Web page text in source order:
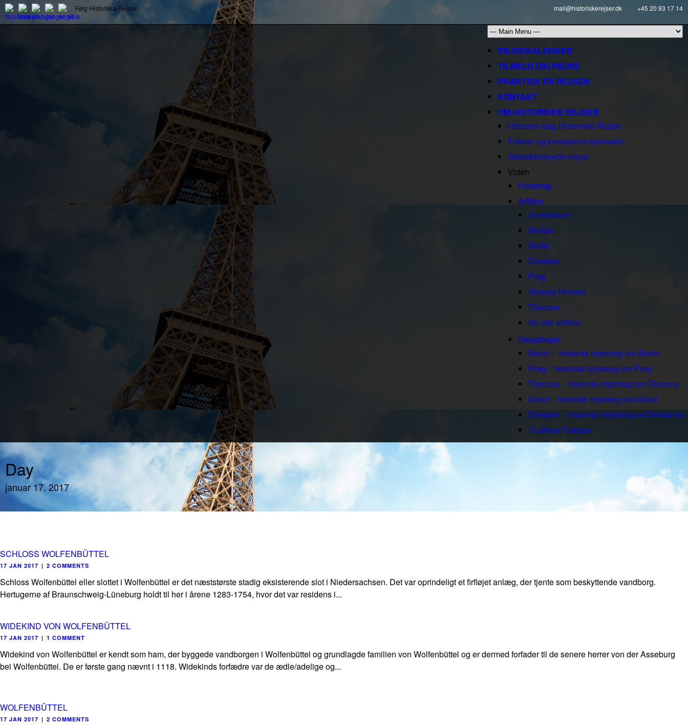
Følg Historiske Rejser mail@historiskerejser.dk +45 20 93 17 14
REJSEKALENDER
TILMELD DIG REJSE
PRAKTISK PÅ REJSEN
KONTAKT
OM HISTORISKE REJSER
Historien bag Historiske Rejser
Erfaren og kompetent rejseleder
Skræddersyede rejser
Viden
Foredrag
Artikler
Amsterdam
Belfast
Berlin
Dresden
Prag
Slesvig-Holsten
Toscana
Se alle artikler
Rejsebøger
Berlin – historisk rejsebog om Berlin
Prag – historisk rejsebog om Prag
Toscana – historisk rejsebog om Toscana
Irland – historisk rejsebog om Irland
Dresden – historisk rejsebog om Dresdens
I Luthers Fodspor
Day
januar 17, 2017
SCHLOSS WOLFENBÜTTEL
17 JAN 2017 | 2 COMMENTS
Schloss Wolfenbüttel eller slottet i Wolfenbüttel er det næststørste stadig eksisterende slot i Niedersachsen. Det var oprindeligt et firfløjet anlæg, der tjente som beskyttende vandborg.
Hertugerne af Braunschweig-Lüneburg holdt til her i årene 1283-1754, hvor det var residens i...
WIDEKIND VON WOLFENBÜTTEL
17 JAN 2017 | 1 COMMENT
Widekind von Wolfenbüttel er kendt som ham, der byggede vandborgen i Wolfenbüttel og grundlagde familien von Wolfenbüttel og er dermed forfader til de senere herrer von der Asseburg
bei Wolfenbüttel. De er første gang nævnt i 1118. Widekinds forfædre var de ædle/adelige og...
WOLFENBÜTTEL
17 JAN 2017 | 2 COMMENTS